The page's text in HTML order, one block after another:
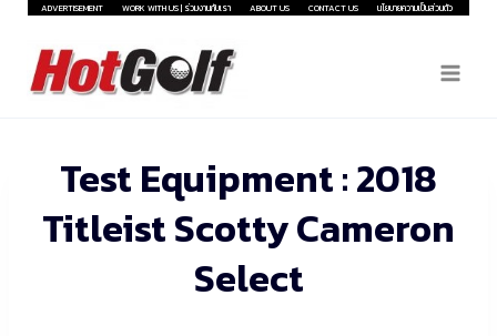
Skip
content
ADVERTISEMENT WORK WITH US | ร่วมงานกับเรา ABOUT US CONTACT US นโยบายความเป็นส่วนตัว
Test Equipment : 2018
Titleist Scotty Cameron
Select